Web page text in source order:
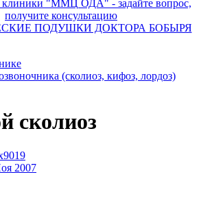
клиники "ММЦ ОДА" - задайте вопрос,
получите консультацию
ПОДУШКИ ДОКТОРА БОБЫРЯ
(сколиоз, кифоз, лордоз)
сколиоз
2007